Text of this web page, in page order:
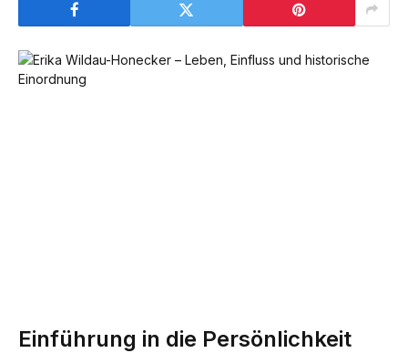
Einführung in die Persönlichkeit